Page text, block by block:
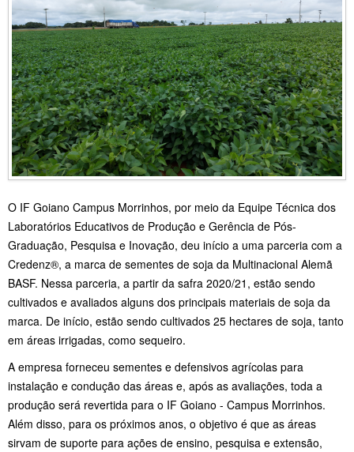
O IF Goiano Campus Morrinhos, por meio da Equipe Técnica dos
Laboratórios Educativos de Produção e Gerência de Pós-
Graduação, Pesquisa e Inovação, deu início a uma parceria com a
Credenz®, a marca de sementes de soja da Multinacional Alemã
BASF. Nessa parceria, a partir da safra 2020/21, estão sendo
cultivados e avaliados alguns dos principais materiais de soja da
marca. De início, estão sendo cultivados 25 hectares de soja, tanto
em áreas irrigadas, como sequeiro.
A empresa forneceu sementes e defensivos agrícolas para
instalação e condução das áreas e, após as avaliações, toda a
produção será revertida para o IF Goiano - Campus Morrinhos.
Além disso, para os próximos anos, o objetivo é que as áreas
sirvam de suporte para ações de ensino, pesquisa e extensão,